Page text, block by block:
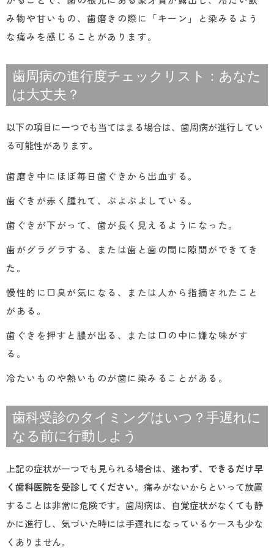
み物や甘いもの、歯磨きの際に「キーン」と染みるよう
な痛みを感じることがあります。
歯周病の進行度チェックリスト：あなた
は大丈夫？
以下の項目に一つでも当てはまる場合は、歯周病が進行してい
る可能性があります。
歯磨き中にほぼ毎日歯ぐきから出血する。
歯ぐきが赤く腫れて、ぶよぶよしている。
歯ぐきが下がって、歯が長く見えるようになった。
歯がグラグラする、または歯と歯の間に隙間ができてき
た。
慢性的に口臭が気になる、または人から指摘されたこと
がある。
歯ぐきを押すと膿が出る、または口の中に嫌な味がす
る。
冷たいものや熱いものが歯に染みることがある。
歯科受診のタイミングはいつ？手遅れに
なる前に行動しよう
上記の症状が一つでも見られる場合は、 迷わず、できるだけ早
く歯科医院を受診してください。痛みがないからといって放置
することは非常に危険です。歯周病は、自覚症状がなくても静
かに進行し、気づいた時には手遅れになっているケースも少な
くありません。